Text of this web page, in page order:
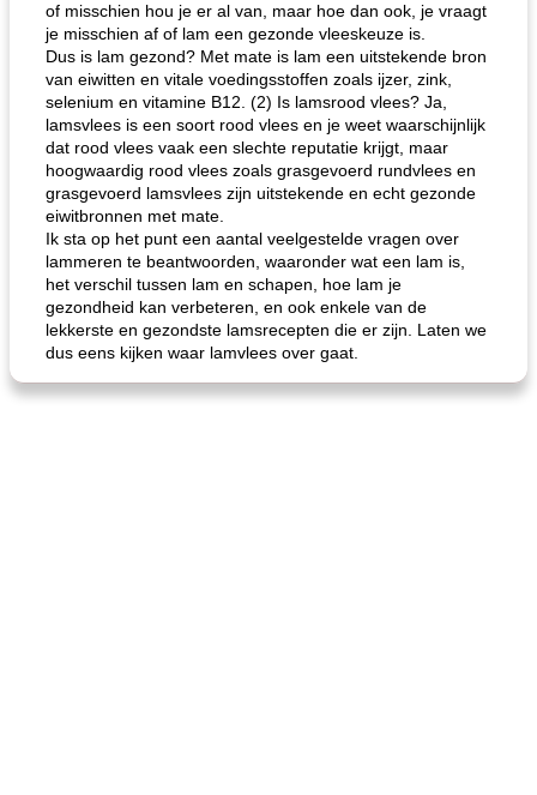
of misschien hou je er al van, maar hoe dan ook, je vraagt ​​
je misschien af ​​of lam een ​​gezonde vleeskeuze is.
Dus is lam gezond? Met mate is lam een ​​uitstekende bron
van eiwitten en vitale voedingsstoffen zoals ijzer, zink,
selenium en vitamine B12. (2) Is lamsrood vlees? Ja,
lamsvlees is een soort rood vlees en je weet waarschijnlijk
dat rood vlees vaak een slechte reputatie krijgt, maar
hoogwaardig rood vlees zoals grasgevoerd rundvlees en
grasgevoerd lamsvlees zijn uitstekende en echt gezonde
eiwitbronnen met mate.
Ik sta op het punt een aantal veelgestelde vragen over
lammeren te beantwoorden, waaronder wat een lam is,
het verschil tussen lam en schapen, hoe lam je
gezondheid kan verbeteren, en ook enkele van de
lekkerste en gezondste lamsrecepten die er zijn. Laten we
dus eens kijken waar lamvlees over gaat.